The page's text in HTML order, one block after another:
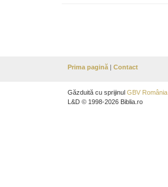
Prima pagină | Contact
Găzduită cu sprijinul GBV România
L&D © 1998-2026 Biblia.ro